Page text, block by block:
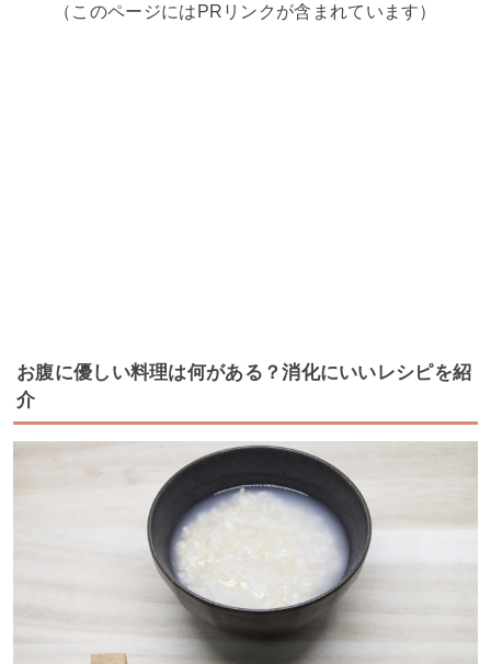
（このページにはPRリンクが含まれています）
お腹に優しい料理は何がある？消化にいいレシピを紹
介